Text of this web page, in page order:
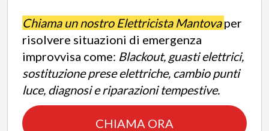
Chiama un nostro Elettricista Mantovaper
risolvere situazioni di emergenza
improvvisa come: Blackout, guasti elettrici,
sostituzione prese elettriche, cambio punti
luce, diagnosi e riparazioni tempestive.
CHIAMA ORA